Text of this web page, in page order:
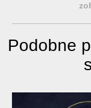
Podobne